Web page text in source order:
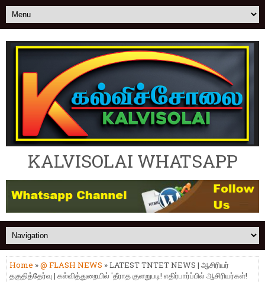
KALVISOLAI WHATSAPP
Home »@ FLASH NEWS » LATEST TNTET NEWS | ஆசிரியர்
தகுதித்தேர்வு | கல்வித்துறையில் 'தீராத குளறுபடி! எதிர்பார்ப்பில் ஆசிரியர்கள்!